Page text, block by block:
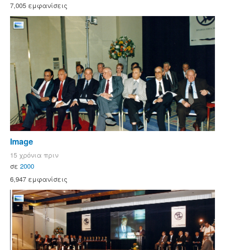
7,005 εμφανίσεις
Image
15 χρόνια πριν
σε 2000
6,947 εμφανίσεις